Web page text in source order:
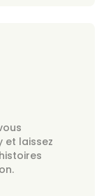
et laissez